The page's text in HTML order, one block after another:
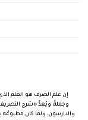
إن علم الصرف هو العلم الذي
وجملةً، ويُعدُّ «شرح
والدارسون، ولما كان مطبوعُه